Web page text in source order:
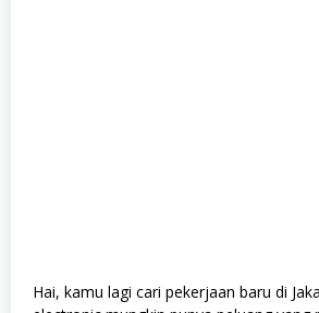
Hai, kamu lagi cari pekerjaan baru di